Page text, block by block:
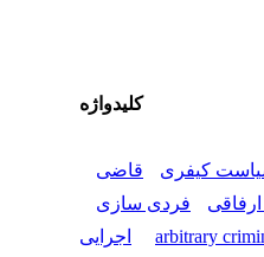
کلیدواژه
کیفری
قاضی
فردی سازی
اجرایی
arbitrary